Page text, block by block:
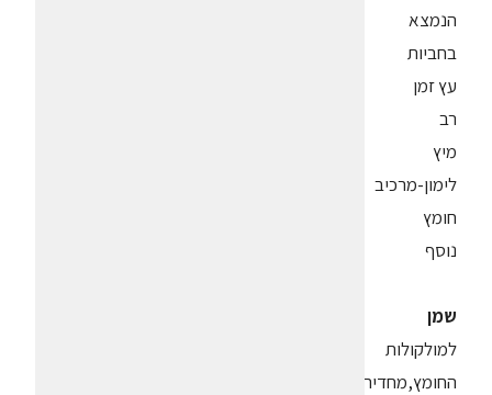
הנמצא
בחביות
עץ זמן
רב
מיץ
לימון-מרכיב
חומץ
נוסף
שמן
למולקולות
החומץ,מחדירים